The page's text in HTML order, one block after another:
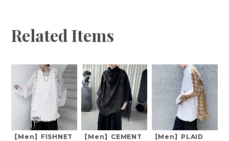
Related Items
【Men】FISHNET
【Men】CEMENT
【Men】PLAID